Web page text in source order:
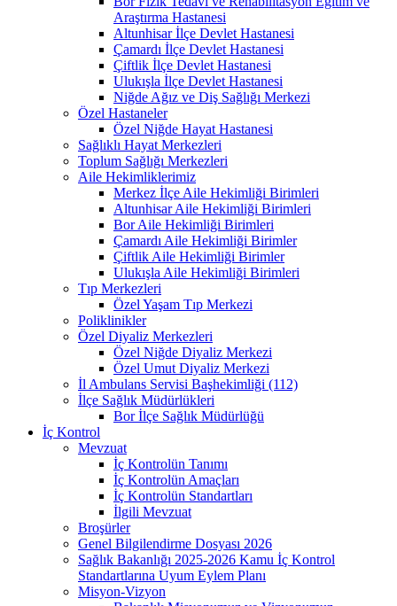
Araştırma Hastanesi
Altunhisar İlçe Devlet Hastanesi
Çamardı İlçe Devlet Hastanesi
Çiftlik İlçe Devlet Hastanesi
Ulukışla İlçe Devlet Hastanesi
Niğde Ağız ve Diş Sağlığı Merkezi
Özel Hastaneler
Özel Niğde Hayat Hastanesi
Sağlıklı Hayat Merkezleri
Toplum Sağlığı Merkezleri
Aile Hekimliklerimiz
Merkez İlçe Aile Hekimliği Birimleri
Altunhisar Aile Hekimliği Birimleri
Bor Aile Hekimliği Birimleri
Çamardı Aile Hekimliği Birimler
Çiftlik Aile Hekimliği Birimler
Ulukışla Aile Hekimliği Birimleri
Tıp Merkezleri
Özel Yaşam Tıp Merkezi
Poliklinikler
Özel Diyaliz Merkezleri
Özel Niğde Diyaliz Merkezi
Özel Umut Diyaliz Merkezi
İl Ambulans Servisi Başhekimliği (112)
İlçe Sağlık Müdürlükleri
Bor İlçe Sağlık Müdürlüğü
İç Kontrol
Mevzuat
İç Kontrolün Tanımı
İç Kontrolün Amaçları
İç Kontrolün Standartları
İlgili Mevzuat
Broşürler
Genel Bilgilendirme Dosyası 2026
Sağlık Bakanlığı 2025-2026 Kamu İç Kontrol
Standartlarına Uyum Eylem Planı
Misyon-Vizyon